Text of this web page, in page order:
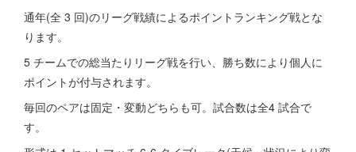
通年(全 3 回)のリーグ戦績によるポイントランキング戦とな
ります。
5 チームでの総当たりリーグ戦を行い、勝ち数により個人に
ポイントが付与されます。
毎回のペアは固定・変動どちらも可。試合数は全4 試合で
す。